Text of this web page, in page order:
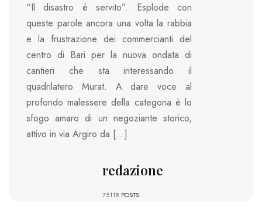
“Il disastro è servito”. Esplode con
queste parole ancora una volta la rabbia
e la frustrazione dei commercianti del
centro di Bari per la nuova ondata di
cantieri che sta interessando il
quadrilatero Murat. A dare voce al
profondo malessere della categoria è lo
sfogo amaro di un negoziante storico,
attivo in via Argiro da […]
redazione
75118 POSTS